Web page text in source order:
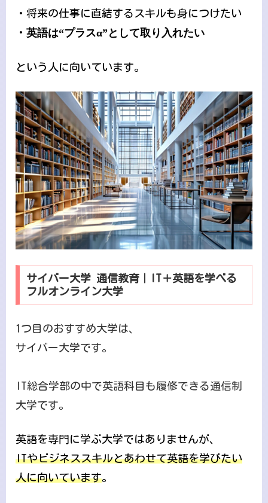
・将来の仕事に直結するスキルも身につけたい
・ 英語は“プラスα”として取り入れたい
という人に向いています。
サイバー大学 通信教育｜IT＋英語を学べる
フルオンライン大学
1つ目のおすすめ大学は、
サイバー大学です。
IT総合学部の中で英語科目も履修できる通信制
大学です。
英語を専門に学ぶ大学ではありませんが、
ITやビジネススキルとあわせて英語を学びたい
人に向いています。